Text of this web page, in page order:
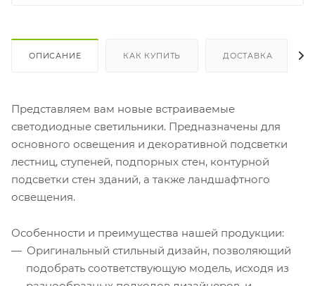
ОПИСАНИЕ КАК КУПИТЬ ДОСТАВКА
Представляем вам новые встраиваемые
светодиодные светильники. Предназначены для
основного освещения и декоративной подсветки
лестниц, ступеней, подпорных стен, контурной
подсветки стен зданий, а также ландшафтного
освещения.
Особенности и преимущества нашей продукции:
Оригинальный стильный дизайн, позволяющий
подобрать соответствующую модель, исходя из